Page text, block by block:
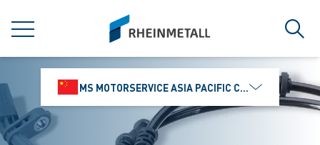
菜单
siteLogo
搜索
MS MOTORSERVICE ASIA PACIFIC CO., LTD.